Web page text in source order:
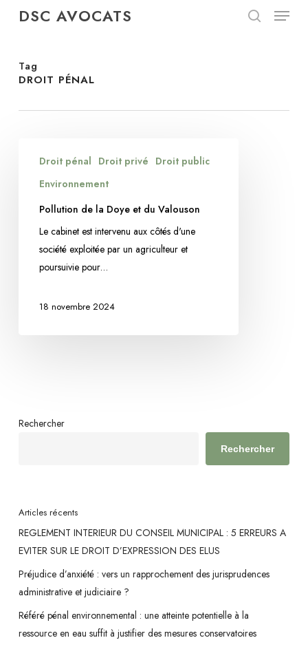
content
DSC AVOCATS Menu
Tag
DROIT PÉNAL
Valouson
Droit pénal Droit privé Droit public
Environnement
Pollution de la Doye et du Valouson
Le cabinet est intervenu aux côtés d'une
société exploitée par un agriculteur et
poursuivie pour…
18 novembre 2024
Rechercher
Rechercher
Articles récents
REGLEMENT INTERIEUR DU CONSEIL MUNICIPAL : 5 ERREURS A
EVITER SUR LE DROIT D’EXPRESSION DES ELUS
Préjudice d’anxiété : vers un rapprochement des jurisprudences
administrative et judiciaire ?
Référé pénal environnemental : une atteinte potentielle à la
ressource en eau suffit à justifier des mesures conservatoires